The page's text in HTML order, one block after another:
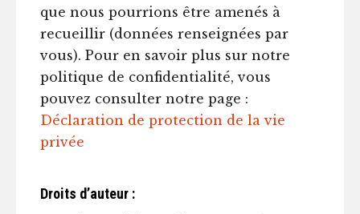
que nous pourrions être amenés à
recueillir (données renseignées par
vous). Pour en savoir plus sur notre
politique de confidentialité, vous
pouvez consulter notre page :
Déclaration de protection de la vie
privée
Droits d’auteur :